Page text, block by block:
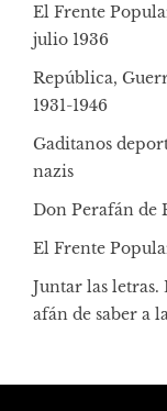
El Frente
julio 1936
República,
1931-1946
Gaditanos
nazis
Don Perafán de
El Frente
Juntar las
afán de saber a